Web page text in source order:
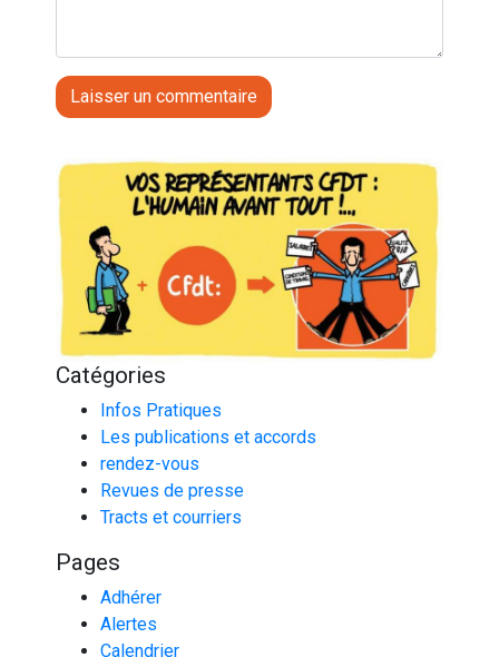
Catégories
Infos Pratiques
Les publications et accords
rendez-vous
Revues de presse
Tracts et courriers
Pages
Adhérer
Alertes
Calendrier